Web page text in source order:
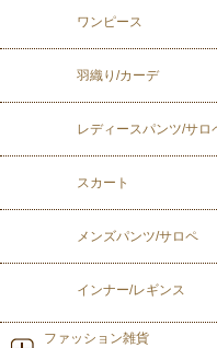
ワンピース
羽織り/カーデ
レディースパンツ/サロ
スカート
メンズパンツ/サロペ
インナー/レギンス
ファッション雑貨